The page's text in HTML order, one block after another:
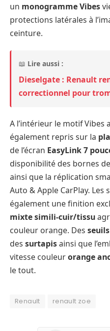
un monogramme Vibes
protections latérales à
ceinture.
📖 Lire aussi :
Dieselgate : Renault
correctionnel pour
A l’intérieur le motif Vibes
également repris sur la
de l’écran EasyLink 7
disponibilité des bornes
ainsi que la réplication
Auto & Apple CarPlay.
également une finition
mixte simili-cuir/tissu
couleur orange. Des
des surtapisainsi que
vitesse couleurorange
le tout.
Renault renault zoe